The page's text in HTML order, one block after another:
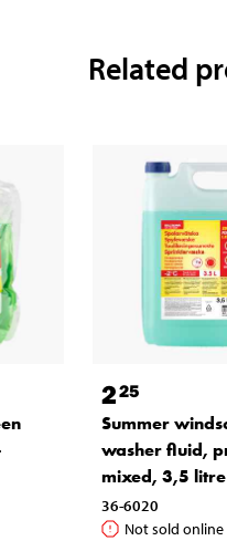
Related
225
Summer
washer fluid,
mixed, 3,5 litre
36-6020
Not sold online